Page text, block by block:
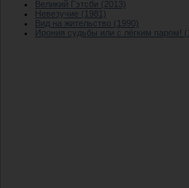
Великий Гэтсби (2013)
Невезучие (1981)
Вид на жительство (1990)
Ирония судьбы или с лёгким паром!